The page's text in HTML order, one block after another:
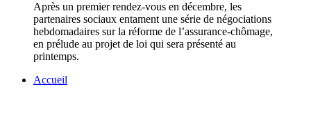
Après un premier rendez-vous en décembre, les
partenaires sociaux entament une série de négociations
hebdomadaires sur la réforme de l’assurance-chômage,
en prélude au projet de loi qui sera présenté au
printemps.
Accueil